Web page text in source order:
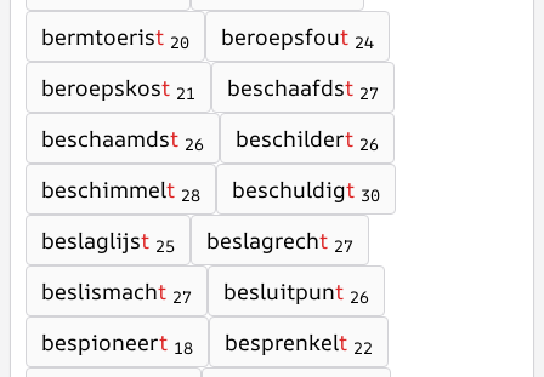
bermtoerist 20 beroepsfout 24
beroepskost 21 beschaafdst 27
beschaamdst 26 beschildert 26
beschimmelt 28 beschuldigt 30
beslaglijst 25 beslagrecht 27
beslismacht 27 besluitpunt 26
bespioneert 18 besprenkelt 22